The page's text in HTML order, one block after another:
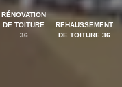
RÉNOVATION
DE TOITURE
36
REHAUSSEMENT
DE TOITURE 36